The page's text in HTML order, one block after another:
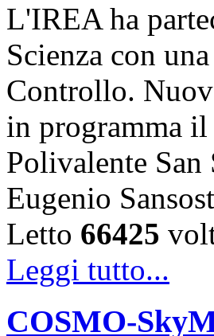
L'IREA ha
Scienza con
Controllo.
in programma
Polivalente San
Eugenio
Letto 66425
Leggi tutto...
COSMO-